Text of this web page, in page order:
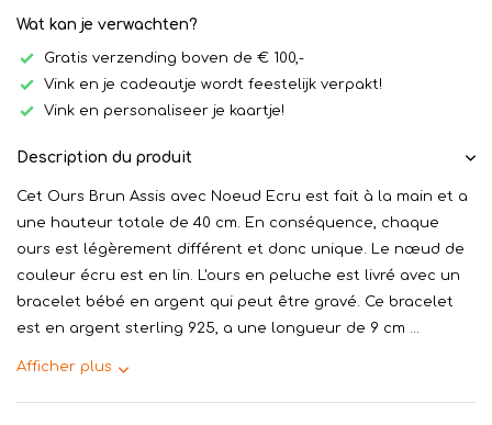
Wat kan je verwachten?
Gratis verzending boven de € 100,-
Vink en je cadeautje wordt feestelijk verpakt!
Vink en personaliseer je kaartje!
Description du produit
Cet Ours Brun Assis avec Noeud Ecru est fait à la main et a
une hauteur totale de 40 cm. En conséquence, chaque
ours est légèrement différent et donc unique. Le nœud de
couleur écru est en lin. L'ours en peluche est livré avec un
bracelet bébé en argent qui peut être gravé. Ce bracelet
est en argent sterling 925, a une longueur de 9 cm ...
Afficher plus